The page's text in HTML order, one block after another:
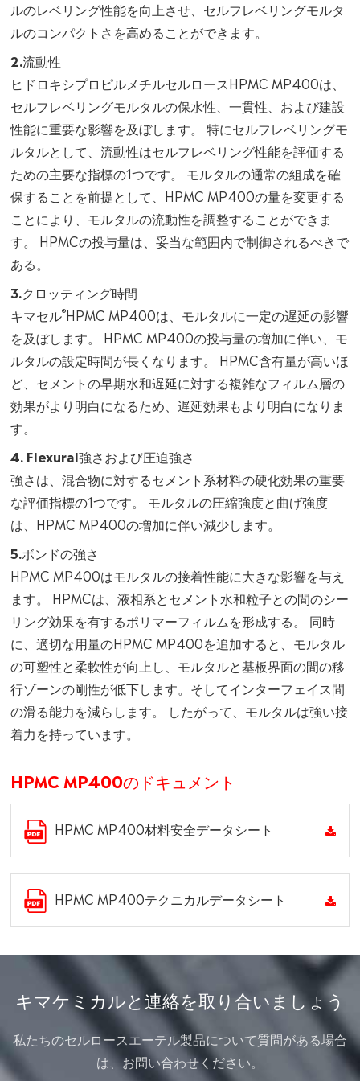
ルのレベリング性能を向上させ、セルフレベリングモルタ
ルのコンパクトさを高めることができます。
2.流動性
ヒドロキシプロピルメチルセルロースHPMC MP400は、
セルフレベリングモルタルの保水性、一貫性、および建設
性能に重要な影響を及ぼします。 特にセルフレベリングモ
ルタルとして、流動性はセルフレベリング性能を評価する
ための主要な指標の1つです。 モルタルの通常の組成を確
保することを前提として、HPMC MP400の量を変更する
ことにより、モルタルの流動性を調整することができま
す。 HPMCの投与量は、妥当な範囲内で制御されるべきで
ある。
3.クロッティング時間
キマセル®HPMC MP400は、モルタルに一定の遅延の影響
を及ぼします。 HPMC MP400の投与量の増加に伴い、モ
ルタルの設定時間が長くなります。 HPMC含有量が高いほ
ど、セメントの早期水和遅延に対する複雑なフィルム層の
効果がより明白になるため、遅延効果もより明白になりま
す。
4. Flexural強さおよび圧迫強さ
強さは、混合物に対するセメント系材料の硬化効果の重要
な評価指標の1つです。 モルタルの圧縮強度と曲げ強度
は、HPMC MP400の増加に伴い減少します。
5.ボンドの強さ
HPMC MP400はモルタルの接着性能に大きな影響を与え
ます。 HPMCは、液相系とセメント水和粒子との間のシー
リング効果を有するポリマーフィルムを形成する。 同時
に、適切な用量のHPMC MP400を追加すると、モルタル
の可塑性と柔軟性が向上し、モルタルと基板界面の間の移
行ゾーンの剛性が低下します。そしてインターフェイス間
の滑る能力を減らします。 したがって、モルタルは強い接
着力を持っています。
HPMC MP400のドキュメント
HPMC MP400材料安全データシート
HPMC MP400テクニカルデータシート
キマケミカルと連絡を取り合いましょう
私たちのセルロースエーテル製品について質問がある場合
は、お問い合わせください。